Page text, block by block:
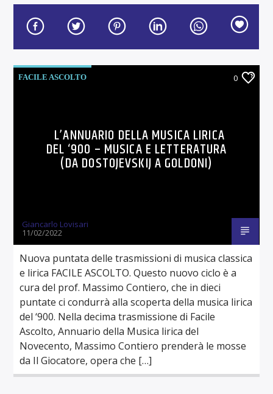
FACILE ASCOLTO 0
L’ANNUARIO DELLA MUSICA LIRICA
DEL ‘900 – MUSICA E LETTERATURA
(DA DOSTOJEVSKIJ A GOLDONI)
Giancarlo Lovisari
11/02/2022
Nuova puntata delle trasmissioni di musica classica
e lirica FACILE ASCOLTO. Questo nuovo ciclo è a
cura del prof. Massimo Contiero, che in dieci
puntate ci condurrà alla scoperta della musica lirica
del ‘900. Nella decima trasmissione di Facile
Ascolto, Annuario della Musica lirica del
Novecento, Massimo Contiero prenderà le mosse
da Il Giocatore, opera che […]